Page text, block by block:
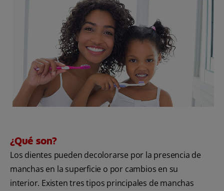
PARA PROFESIONALES
US (ES)
¿Qué son?
Los dientes pueden decolorarse por la presencia de
manchas en la superficie o por cambios en su
interior. Existen tres tipos principales de manchas